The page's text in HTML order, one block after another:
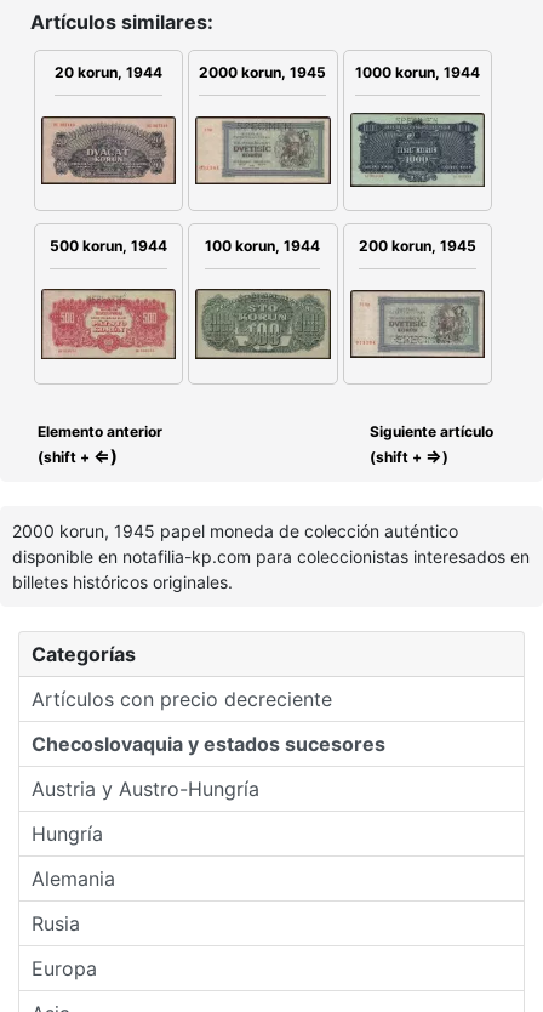
Categorías
Artículos con precio decreciente
Checoslovaquia y estados sucesores
Austria y Austro-Hungría
Hungría
Alemania
Rusia
Europa
Artículos similares:
20 korun, 1944 2000 korun, 1945 1000 korun, 1944
500 korun, 1944 100 korun, 1944 200 korun, 1945
Elemento anterior
(shift + ⇐)
Siguiente artículo
(shift + ⇒)
2000 korun, 1945 papel moneda de colección auténtico
disponible en notafilia-kp.com para coleccionistas interesados en
billetes históricos originales.